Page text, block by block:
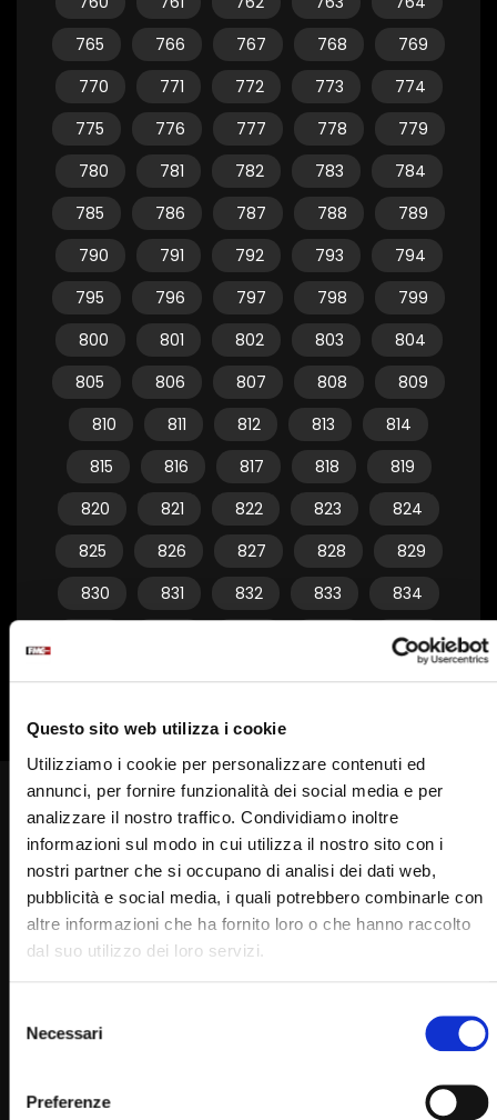
Questo sito web utilizza i cookie
Utilizziamo i cookie per personalizzare contenuti ed
annunci, per fornire funzionalità dei social media e per
analizzare il nostro traffico. Condividiamo inoltre
informazioni sul modo in cui utilizza il nostro sito con i
nostri partner che si occupano di analisi dei dati web,
pubblicità e social media, i quali potrebbero combinarle con
altre informazioni che ha fornito loro o che hanno raccolto
dal suo utilizzo dei loro servizi.
delNecessari
Preferenze
765
766 767 768
769
770
771 772 773
774
775
776 777 778
779
780
781 782 783
784
785
786 787 788
789
790
791 792 793
794
795
796 797 798
799
800
801 802 803
804
805
806 807 808
809
810
811 812 813
814
815
816 817 818
819
820
821 822 823
824
825
826 827 828
829
830
831 832 833
834
839
840
841 842
Come faceva Padre Pio a
sapere che avevamo bisogno
del suo aiuto?
STAFF 27/10/2024 0 3.4K 520 0
Un minuto con Padre Pio di Francesco Bosco